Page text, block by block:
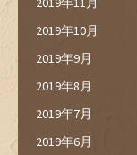
2019年10月
2019年9月
2019年8月
2019年7月
2019年6月